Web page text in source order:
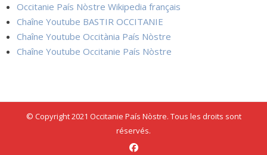
Occitanie País Nòstre Wikipedia français
Chaîne Youtube BASTIR OCCITANIE
Chaîne Youtube Occitània País Nòstre
Chaîne Youtube Occitanie País Nòstre
© Copyright 2021 Occitanie País Nòstre. Tous les droits sont
réservés.